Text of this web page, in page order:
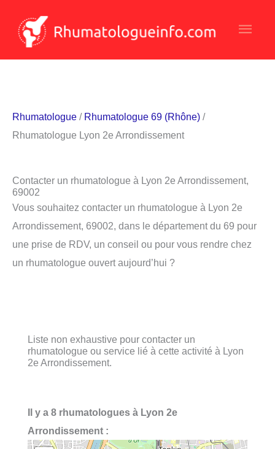
contenu
Rhumatologue / Rhumatologue 69 (Rhône) /
Rhumatologue Lyon 2e Arrondissement
Contacter un rhumatologue à Lyon 2e Arrondissement,
69002
Vous souhaitez contacter un rhumatologue à Lyon 2e
Arrondissement, 69002, dans le département du 69 pour
une prise de RDV, un conseil ou pour vous rendre chez
un rhumatologue ouvert aujourd’hui ?
Liste non exhaustive pour contacter un
rhumatologue ou service lié à cette activité à Lyon
2e Arrondissement.
Il y a 8 rhumatologues à Lyon 2e
Arrondissement :